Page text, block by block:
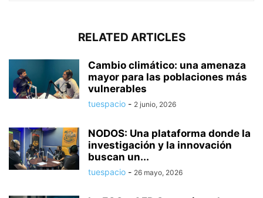
RELATED ARTICLES
Cambio climático: una amenaza
mayor para las poblaciones más
vulnerables
tuespacio - 2 junio, 2026
NODOS: Una plataforma donde la
investigación y la innovación
buscan un...
tuespacio - 26 mayo, 2026